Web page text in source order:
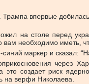
впервые
на столе перед
необходимо иметь,
маркер и сказал:
через
создает риск
на верфи Николаева.